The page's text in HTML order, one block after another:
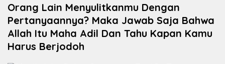
Orang Lain Menyulitkanmu Dengan
Pertanyaannya? Maka Jawab Saja Bahwa
Allah Itu Maha Adil Dan Tahu Kapan Kamu
Harus Berjodoh